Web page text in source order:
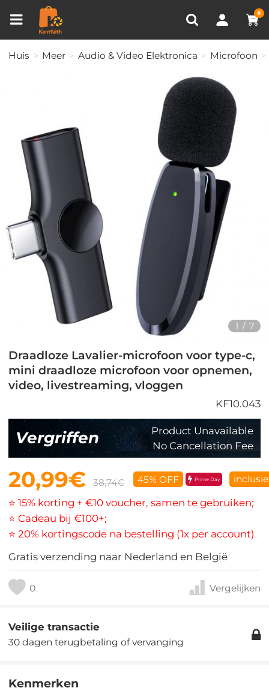
0
RECENT BEKEKEN
Huis Meer Audio & Video Elektronica Microfoon
1 / 7
Draadloze Lavalier-microfoon voor type-c,
mini draadloze microfoon voor opnemen,
video, livestreaming, vloggen
KF10.043
Vergriffen
Product Unavailable
No Cancellation Fee
20,99€ 38,74€ 45% OFF Prime Day
⭐ 15% korting + €10 voucher, samen te gebruiken;
⭐ Cadeau bij €100+;
⭐ 20% kortingscode na bestelling (1x per account)
Gratis verzending naar Nederland en België
0 Vergelijken
Veilige transactie
30 dagen terugbetaling of vervanging
Kenmerken